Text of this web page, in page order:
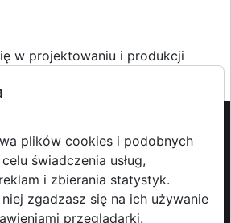
w projektowaniu i produkcji
Reklama-Pomoc (FAQ)-Patronat
Prawa autorskie- Redakcja i
-Współpraca z mediami
plików cookies i podobnych
świadczenia usług,
i zbierania statystyk.
zgadzasz się na ich używanie
przeglądarki.